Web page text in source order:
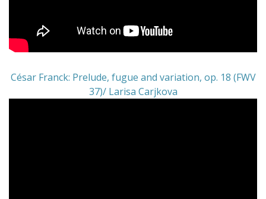
César Franck: Prelude, fugue and variation, op. 18 (FWV
37)/ Larisa Carjkova